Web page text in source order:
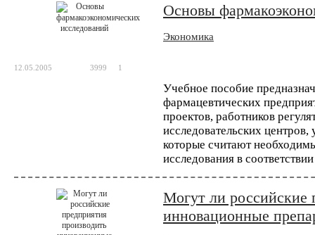
Технологию CRISPR
устойчивости к ВИЧ
Китайские ученые применили
12.05.2005 3999 1
Основы
Экономика
Учебное пособие
фармацевтических
проектов, работников
исследовательских
которые считают
исследования в
Могут ли российские
инновационные